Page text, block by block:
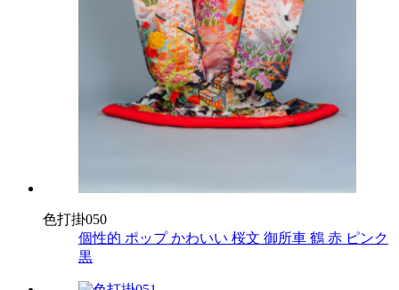
色打掛050
個性的 ポップ かわいい 桜文 御所車 鶴 赤 ピンク
黒